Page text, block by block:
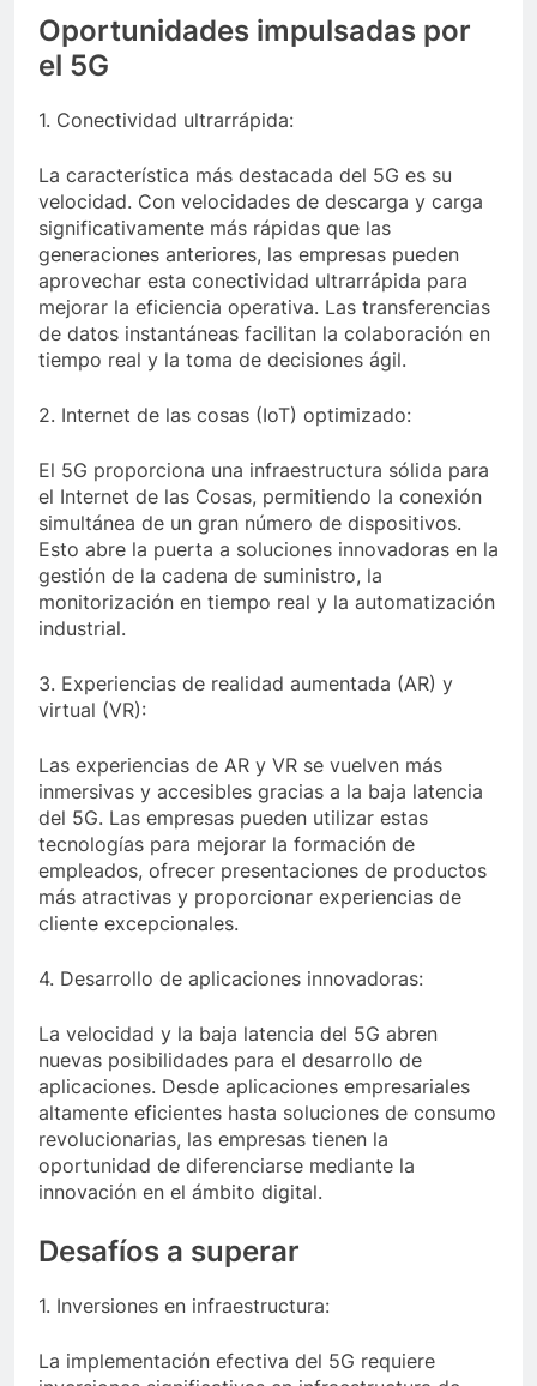
Oportunidades impulsadas por
el 5G
1. Conectividad ultrarrápida:
La característica más destacada del 5G es su
velocidad. Con velocidades de descarga y carga
significativamente más rápidas que las
generaciones anteriores, las empresas pueden
aprovechar esta conectividad ultrarrápida para
mejorar la eficiencia operativa. Las transferencias
de datos instantáneas facilitan la colaboración en
tiempo real y la toma de decisiones ágil.
2. Internet de las cosas (IoT) optimizado:
El 5G proporciona una infraestructura sólida para
el Internet de las Cosas, permitiendo la conexión
simultánea de un gran número de dispositivos.
Esto abre la puerta a soluciones innovadoras en la
gestión de la cadena de suministro, la
monitorización en tiempo real y la automatización
industrial.
3. Experiencias de realidad aumentada (AR) y
virtual (VR):
Las experiencias de AR y VR se vuelven más
inmersivas y accesibles gracias a la baja latencia
del 5G. Las empresas pueden utilizar estas
tecnologías para mejorar la formación de
empleados, ofrecer presentaciones de productos
más atractivas y proporcionar experiencias de
cliente excepcionales.
4. Desarrollo de aplicaciones innovadoras:
La velocidad y la baja latencia del 5G abren
nuevas posibilidades para el desarrollo de
aplicaciones. Desde aplicaciones empresariales
altamente eficientes hasta soluciones de consumo
revolucionarias, las empresas tienen la
oportunidad de diferenciarse mediante la
innovación en el ámbito digital.
Desafíos a superar
1. Inversiones en infraestructura:
La implementación efectiva del 5G requiere